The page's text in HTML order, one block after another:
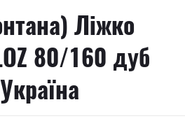
Ліжко
80/160 дуб